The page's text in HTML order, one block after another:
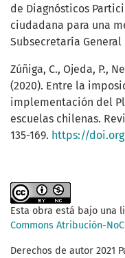
de Diagnósticos
ciudadana para una
Subsecretaría General
Zúñiga, C., Ojeda, P.,
(2020). Entre la
implementación del
escuelas chilenas.
135-169. https://
Esta obra está bajo una
Commons Atribución-
Derechos de autor 2021